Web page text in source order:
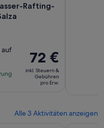
Rafting-
auf
Der
Preis
beträgt
72 €
72 €
inkl. Steuern &
Gebühren
pro Erw.
Alle 3 Aktivitäten anzeigen